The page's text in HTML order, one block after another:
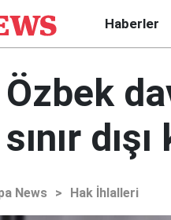
Haberler
Özbek
sınır
News > Hak İhlalleri